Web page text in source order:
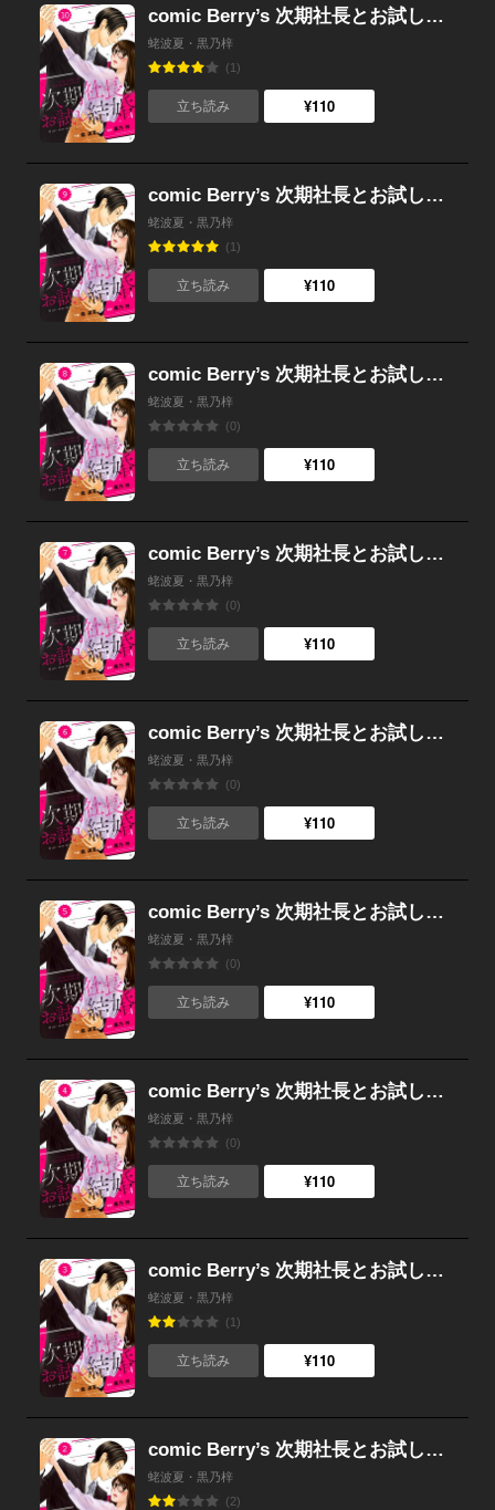
comic Berry’s 次期社長とお試し結婚（分冊版） 10話
蛯波夏・黒乃梓
(1)
立ち読み ¥110
comic Berry’s 次期社長とお試し結婚（分冊版） 9話
蛯波夏・黒乃梓
(1)
立ち読み ¥110
comic Berry’s 次期社長とお試し結婚（分冊版） 8話
蛯波夏・黒乃梓
(0)
立ち読み ¥110
comic Berry’s 次期社長とお試し結婚（分冊版） 7話
蛯波夏・黒乃梓
(0)
立ち読み ¥110
comic Berry’s 次期社長とお試し結婚（分冊版） 6話
蛯波夏・黒乃梓
(0)
立ち読み ¥110
comic Berry’s 次期社長とお試し結婚（分冊版） 5話
蛯波夏・黒乃梓
(0)
立ち読み ¥110
comic Berry’s 次期社長とお試し結婚（分冊版） 4話
蛯波夏・黒乃梓
(0)
立ち読み ¥110
comic Berry’s 次期社長とお試し結婚（分冊版） 3話
蛯波夏・黒乃梓
(1)
立ち読み ¥110
comic Berry’s 次期社長とお試し結婚（分冊版） 2話
蛯波夏・黒乃梓
(2)